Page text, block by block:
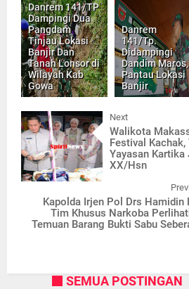
Danrem 141/TP
Dampingi Dua
Pangdam
Tinjau Lokasi
Banjir Dan
Tanah Lonsor di
Wilayah Kab
Gowa
Danrem
141/Tp.
Didampingi
Dandim Maros,
Pantau Lokasi
Banjir
Next
Walikota
Festival
Yayasan Kartika
XX/Hsn
Kapolda Irjen Pol Drs Hamidin
Tim Khusus Narkoba
Temuan Barang Bukti Sabu
SEMUA POSTINGAN